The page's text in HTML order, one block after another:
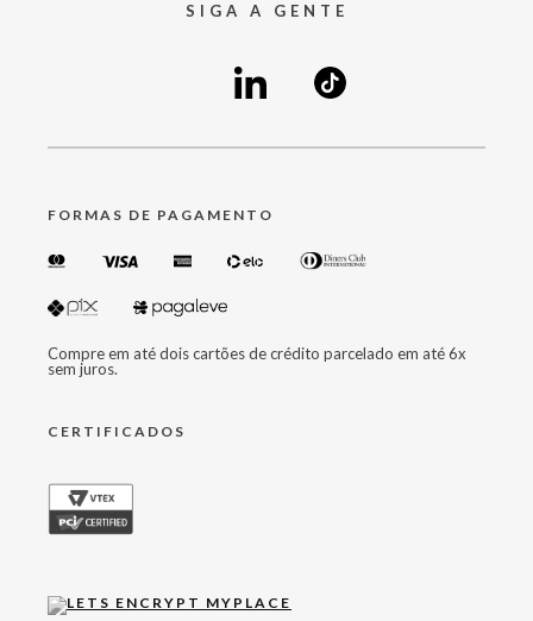
SIGA A GENTE
FORMAS DE PAGAMENTO
Compre em até dois cartões de crédito parcelado em até 6x
sem juros.
CERTIFICADOS